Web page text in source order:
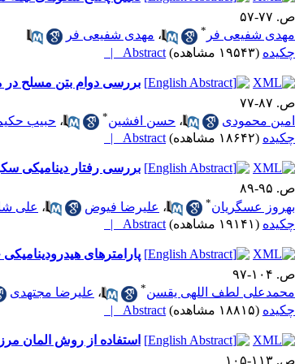
ص. ۷۷-۵۷
مهدی شفیعی فر * ، مهدی شفیعی فر
چکیده (۱۹۵۴۳ مشاهده) Abstract |
بررسی دوام بتن مسلح در
ص. ۸۷-۷۷
امین محمودی
، حسن افشین* ، حبیب
چکیده (۱۸۶۴۲ مشاهده) Abstract |
بررسی رفتار دینامیکی
ص. ۹۵-۸۹
بهروز عسگریان* ، علیرضا فیوض ، علی
چکیده (۱۹۱۴۱ مشاهده) Abstract |
پارامترهای
ص. ۱۰۴-۹۷
محمدعلی لطف اللهی یقسن* ، علیرضا مجتهدی
چکیده (۱۸۸۱۵ مشاهده) Abstract |
استفاده از روش المان
ص. ۱۱۳-۱۰۵